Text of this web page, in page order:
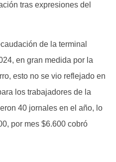
tras expresiones del
de la terminal
en gran medida por la
esto no se vio reflejado en
los trabajadores de la
40 jornales en el año, lo
por mes $6.600 cobró